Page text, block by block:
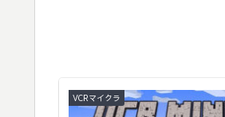
VCRマイクラ